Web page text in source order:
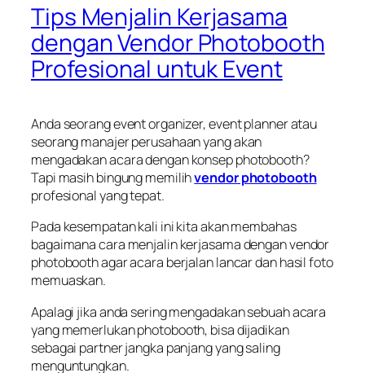
Tips Menjalin Kerjasama
dengan Vendor Photobooth
Profesional untuk Event
Anda seorang event organizer, event planner atau
seorang manajer perusahaan yang akan
mengadakan acara dengan konsep photobooth?
Tapi masih bingung memilihvendor photobooth
profesional yang tepat.
Pada kesempatan kali ini kita akan membahas
bagaimana cara menjalin kerjasama dengan vendor
photobooth agar acara berjalan lancar dan hasil foto
memuaskan.
Apalagi jika anda sering mengadakan sebuah acara
yang memerlukan photobooth, bisa dijadikan
sebagai partner jangka panjang yang saling
menguntungkan.